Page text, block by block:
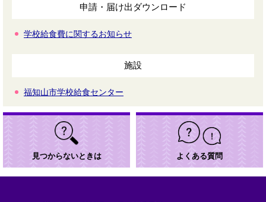
申請・届け出ダウンロード
学校給食費に関するお知らせ
施設
福知山市学校給食センター
見つからないときは よくある質問